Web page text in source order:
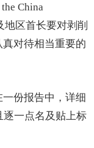
China
区首长要对剥削
对待相当重要的
份报告中，详细
逐一点名及贴上标